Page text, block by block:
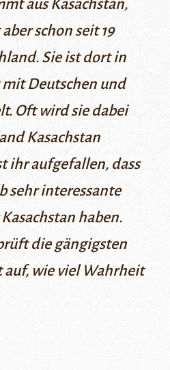
aus Kasachstan,
schon seit 19
Sie ist dort in
Deutschen und
Oft wird sie dabei
Kasachstan
ihr aufgefallen, dass
sehr interessante
haben.
die gängigsten
auf, wie viel Wahrheit